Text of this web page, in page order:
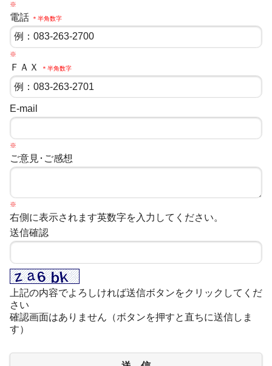
※
電話 ＊半角数字
※
ＦＡＸ ＊半角数字
E-mail
※
ご意見･ご感想
※
右側に表示されます英数字を入力してください。
送信確認
上記の内容でよろしければ送信ボタンをクリックしてくだ
さい
確認画面はありません（ボタンを押すと直ちに送信しま
す）